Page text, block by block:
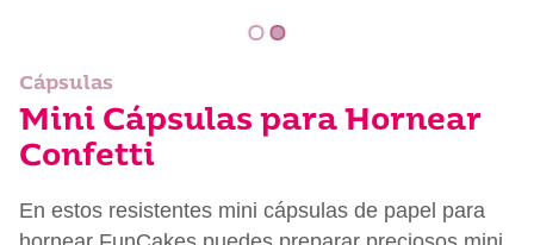
Cápsulas
Mini Cápsulas para Hornear
Confetti
En estos resistentes mini cápsulas de papel para